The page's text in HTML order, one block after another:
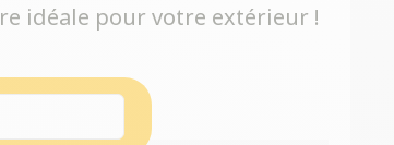
idéale pour votre extérieur !